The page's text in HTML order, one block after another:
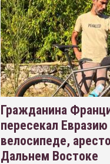
Гражданина
пересекал Евразию
велосипеде,
Дальнем Востоке